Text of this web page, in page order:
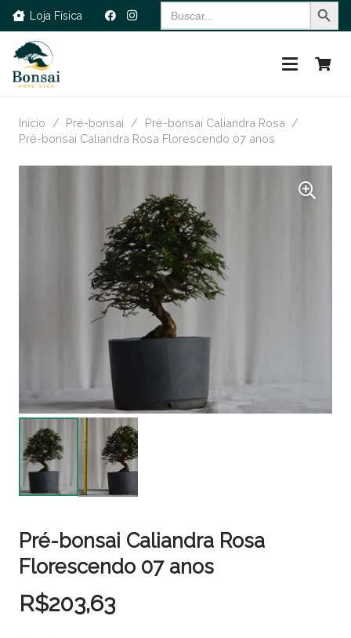
Loja Física
Search
for:
Início / Pré-bonsai / Pré-bonsai Caliandra Rosa /
Pré-bonsai Caliandra Rosa Florescendo 07 anos
Pré-bonsai Caliandra Rosa
Florescendo 07 anos
R$203,63